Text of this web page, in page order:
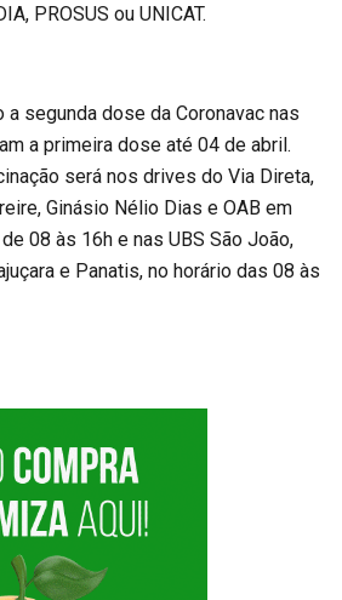
PROSUS ou UNICAT.
a segunda dose da Coronavac nas
a primeira dose até 04 de abril.
será nos drives do Via Direta,
Ginásio Nélio Dias e OAB em
08 às 16h e nas UBS São João,
e Panatis, no horário das 08 às